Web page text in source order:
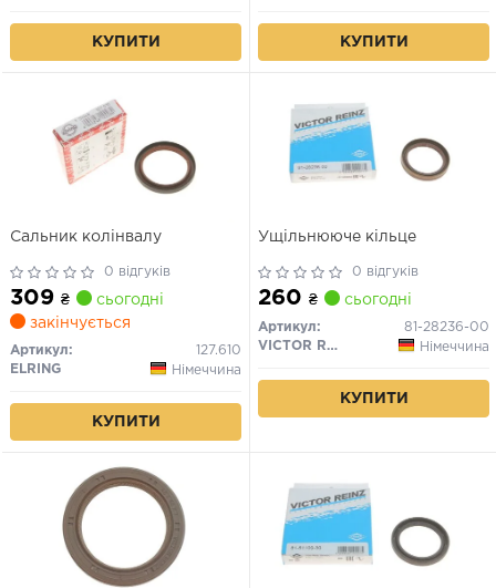
КУПИТИ КУПИТИ
Сальник колінвалу
0 відгуків
309 ₴
сьогодні
закінчується
Артикул:
127.610
ELRING
Німеччина
КУПИТИ
Ущільнююче кільце
0 відгуків
260 ₴ сьогодні
Артикул:
81-28236-00
VICTOR REINZ
Німеччина
КУПИТИ